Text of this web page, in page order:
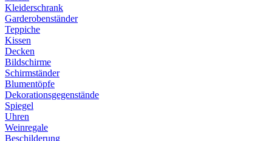
Kleiderschrank
Garderobenständer
Teppiche
Kissen
Decken
Bildschirme
Schirmständer
Blumentöpfe
Dekorationsgegenstände
Spiegel
Uhren
Weinregale
Beschilderung